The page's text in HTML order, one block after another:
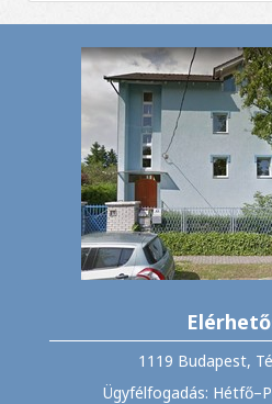
1119 Budapest,
Ügyfélfogadás: